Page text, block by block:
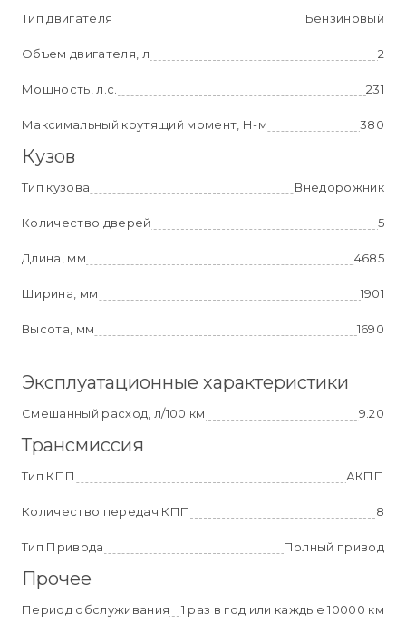
Тип двигателя Бензиновый
Объем двигателя, л 2
Мощность, л.с. 231
Максимальный крутящий момент, Н-м 380
Кузов
Тип кузова Внедорожник
Количество дверей 5
Длина, мм 4685
Ширина, мм 1901
Высота, мм 1690
Эксплуатационные характеристики
Смешанный расход, л/100 км 9.20
Трансмиссия
Тип КПП АКПП
Количество передач КПП 8
Тип Привода Полный привод
Прочее
Период обслуживания 1 раз в год или каждые 10000 км